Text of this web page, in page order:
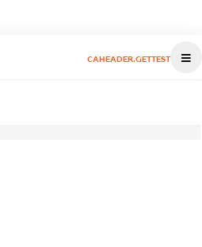
CAHEADER.GETTEST